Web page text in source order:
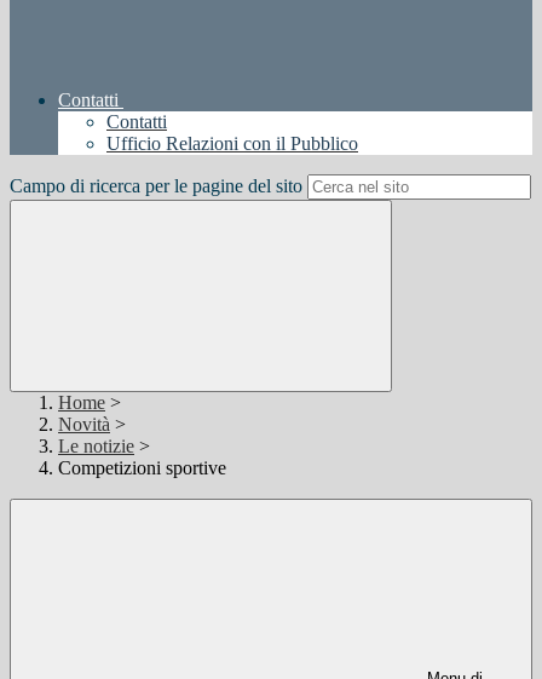
Contatti
Contatti
Ufficio Relazioni con il Pubblico
Campo di ricerca per le pagine del sito
Home >
Novità >
Le notizie >
Competizioni sportive